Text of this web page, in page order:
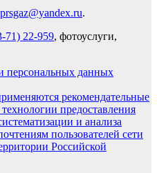
prsgaz@yandex.ru.
71) 22-959, фотоуслуги,
персональных данных
рекомендательные
предоставления
и анализа
пользователей сети
Российской